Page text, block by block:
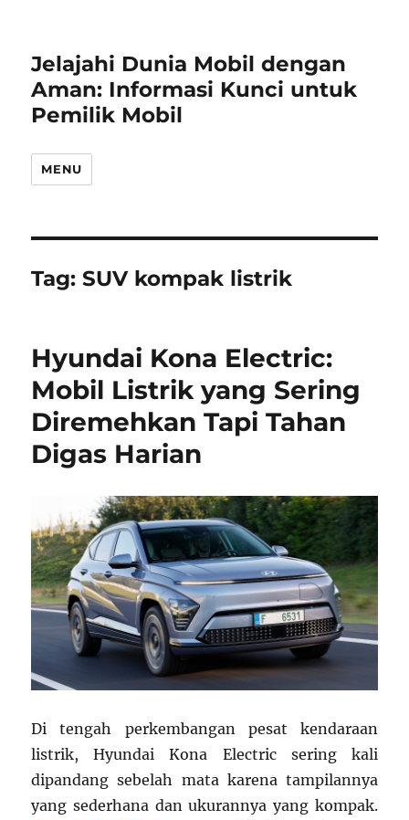
Jelajahi Dunia Mobil dengan
Aman: Informasi Kunci untuk
Pemilik Mobil
MENU
Tag:SUV kompak listrik
Hyundai Kona Electric:
Mobil Listrik yang Sering
Diremehkan Tapi Tahan
Digas Harian
Di tengah perkembangan pesat kendaraan
listrik, Hyundai Kona Electric sering kali
dipandang sebelah mata karena tampilannya
yang sederhana dan ukurannya yang kompak.